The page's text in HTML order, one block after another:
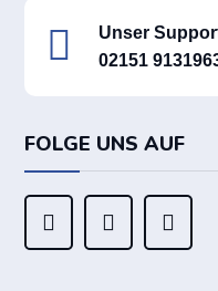

Unser
02151
FOLGE UNS AUF
  